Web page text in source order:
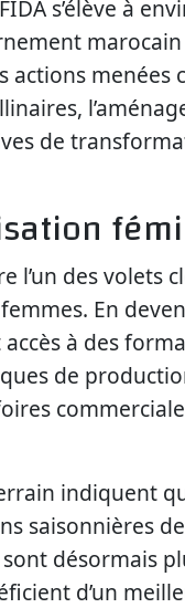
s’élève à
actions menées
de
l’un des volets
En
à des
de
indiquent
saisonnières
désormais
d’un